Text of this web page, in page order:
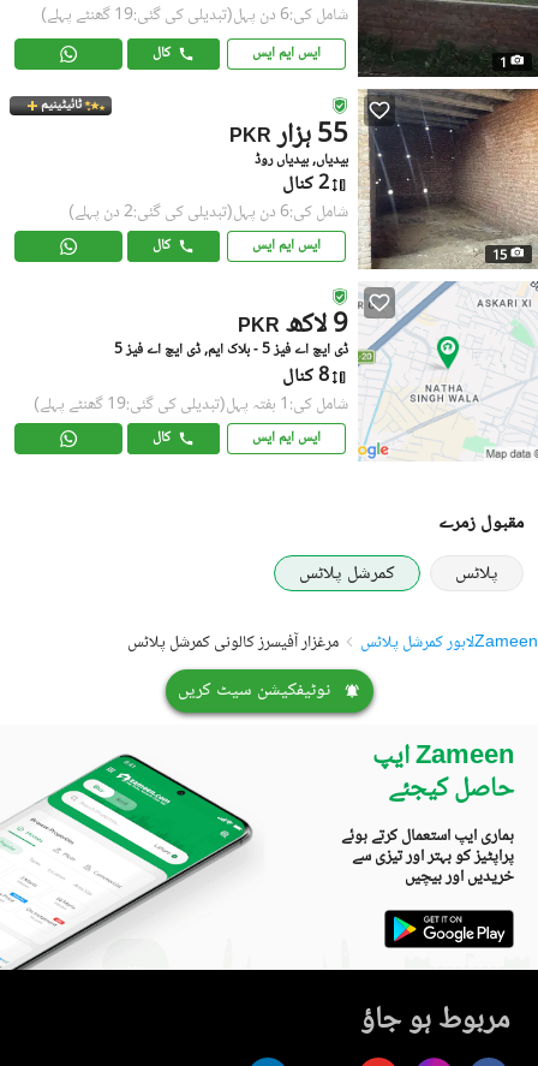
1
شامل کی:6 دن پہل (تبدیلی کی گئی:19 گھنٹے پہلے)
ایس ایم ایس کال
15
ٹائیٹینیم
PKR 55 ہزار
بیدیاں, بیدیاں روڈ
2 کنال
شامل کی:6 دن پہل (تبدیلی کی گئی:2 دن پہلے)
ایس ایم ایس کال
PKR 9 لاکھ
ڈی ایچ اے فیز 5 - بلاک ایم, ڈی ایچ اے فیز 5
8 کنال
شامل کی:1 ہفتہ پہل (تبدیلی کی گئی:19 گھنٹے پہلے)
ایس ایم ایس کال
مقبول زمرے
پلاٹس
کمرشل پلاٹس
Zameenلاہور کمرشل پلاٹس مرغزار آفیسرز کالونی کمرشل پلاٹس
نوٹیفکیشن سیٹ کریں
Zameen ایپ
حاصل کیجئے
ہماری ایپ استعمال کرتے ہوئے
پراپٹیز کو بہتر اور تیزی سے
خریدیں اور بیچیں
مربوط ہو جاؤ